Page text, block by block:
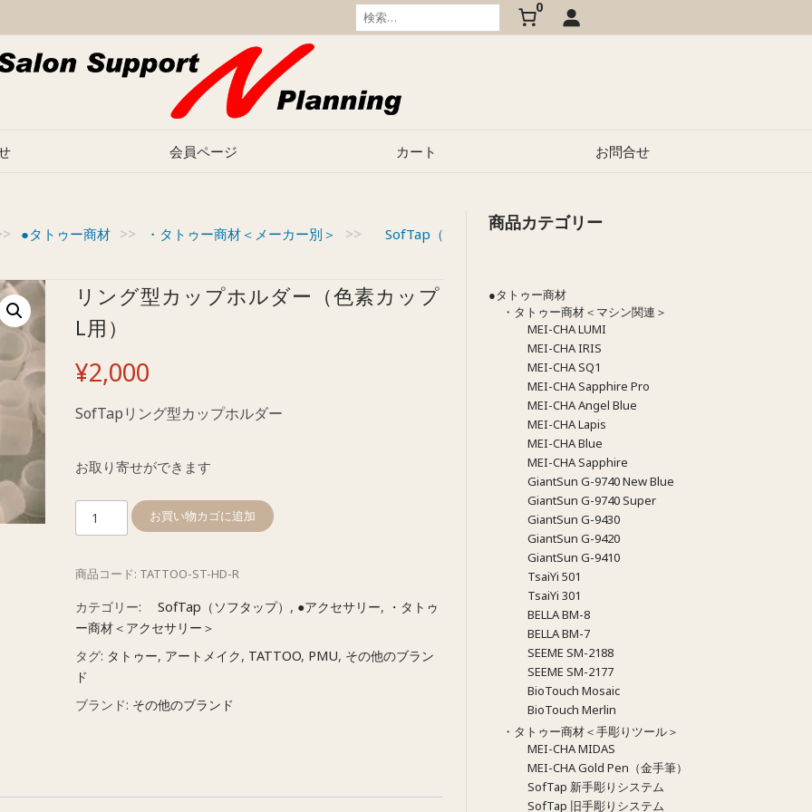
検
索:
0
会員ページ カート お問合せ
●タトゥー商材 >> ・タトゥー商材＜メーカー別＞ >> SofTap（ソフタップ） >> リング型カップホルダー（色素カップL用
リング型カップホルダー（色素カップ
L用）
¥2,000
SofTapリング型カップホルダー
お取り寄せができます
ン
型
カ
ッ
プ
ホ
ダ
カ
お買い物カゴに追加
商品コード: TATTOO-ST-HD-R
カテゴリー: SofTap（ソフタップ） , ●アクセサリー, ・タトゥ
ー商材＜アクセサリー＞
タグ: タトゥー, アートメイク, TATTOO, PMU, その他のブラン
ド
ブランド: その他のブランド
商品カテゴリー
●タトゥー商材
・タトゥー商材＜マシン関連＞
MEI-CHA LUMI
MEI-CHA IRIS
MEI-CHA SQ1
MEI-CHA Sapphire Pro
MEI-CHA Angel Blue
MEI-CHA Lapis
MEI-CHA Blue
MEI-CHA Sapphire
GiantSun G-9740 New Blue
GiantSun G-9740 Super
GiantSun G-9430
GiantSun G-9420
GiantSun G-9410
TsaiYi 501
TsaiYi 301
BELLA BM-8
BELLA BM-7
SEEME SM-2188
SEEME SM-2177
BioTouch Mosaic
BioTouch Merlin
・タトゥー商材＜手彫りツール＞
MEI-CHA MIDAS
MEI-CHA Gold Pen（金手筆）
SofTap 新手彫りシステム
SofTap 旧手彫りシステム